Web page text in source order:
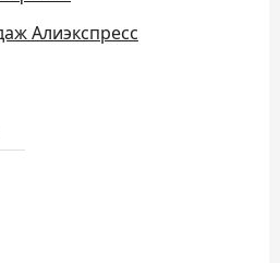
Алиэкспресс